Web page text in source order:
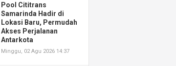
Pool Cititrans
Samarinda Hadir di
Lokasi Baru, Permudah
Akses Perjalanan
Antarkota
Minggu, 02 Agu 2026 14:37